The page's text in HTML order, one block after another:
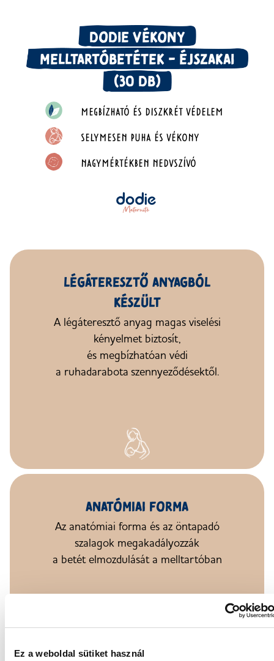
Ez a weboldal sütiket használ
DODIE VÉKONY
MELLTARTÓBETÉTEK - ÉJSZAKAI
(30 DB)
MEGBÍZHATÓ ÉS DISZKRÉT VÉDELEM
SELYMESEN PUHA ÉS VÉKONY
NAGYMÉRTÉKBEN NEDVSZÍVÓ
LÉGÁTERESZTŐ ANYAGBÓL
KÉSZÜLT
A légáteresztő anyag magas viselési
kényelmet biztosít,
és megbízhatóan védi
a ruhadarabota szennyeződésektől.
ANATÓMIAI FORMA
Az anatómiai forma és az öntapadó
szalagok megakadályozzák
a betételmozdulásáta melltartóban